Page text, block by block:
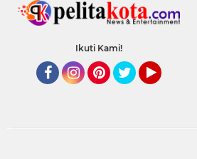
Ikuti Kami!